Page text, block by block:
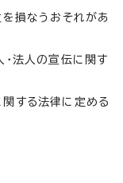
を損なうおそれがあ
・法人の宣伝に関す
する法律に定める